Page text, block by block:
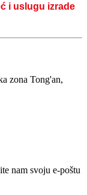
i uslugu izrade
zona Tong'an,
nam svoju e-poštu